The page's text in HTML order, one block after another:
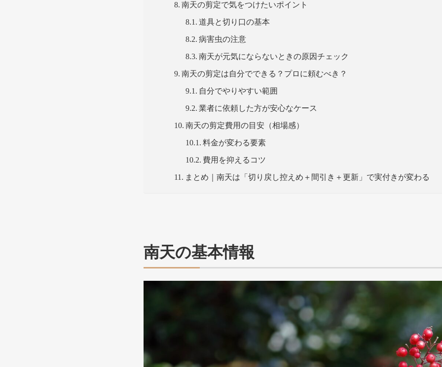
南天の剪定で気をつけたいポイント
道具と切り口の基本
病害虫の注意
南天が元気にならないときの原因チェック
南天の剪定は自分でできる？プロに頼むべき？
自分でやりやすい範囲
業者に依頼した方が安心なケース
南天の剪定費用の目安（相場感）
料金が変わる要素
費用を抑えるコツ
まとめ｜南天は「切り戻し控えめ＋間引き＋更新」で実付きが変わる
南天の基本情報